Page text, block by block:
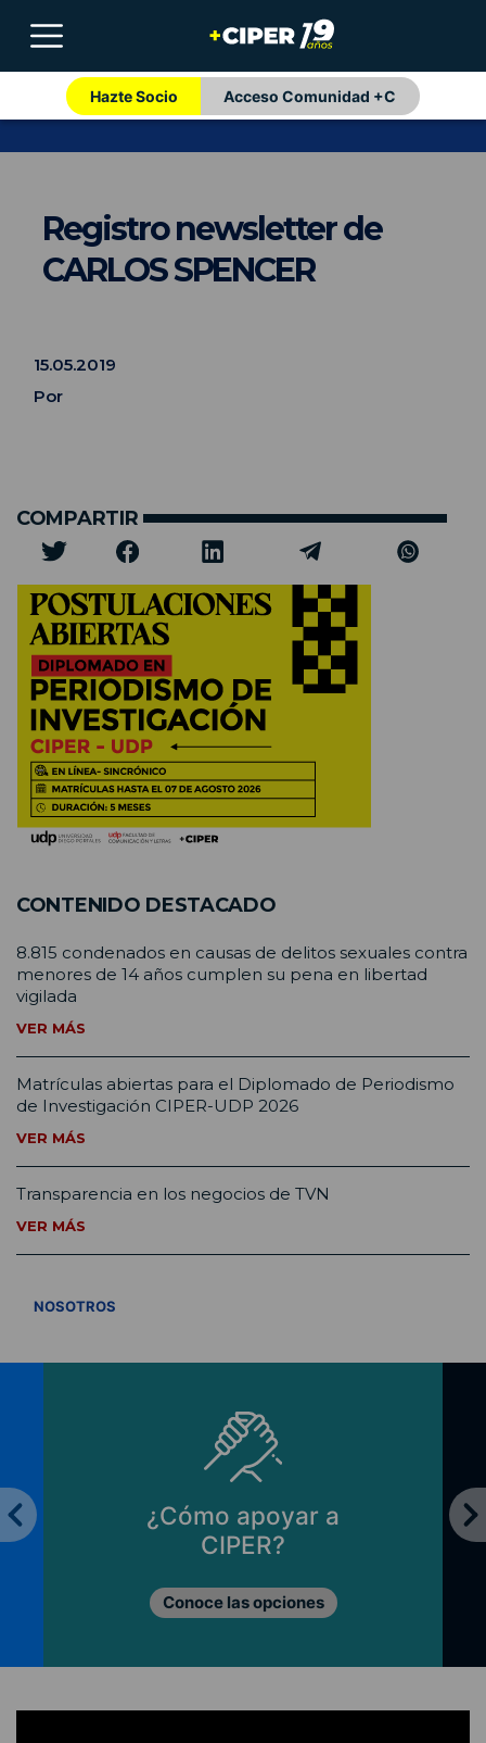
Hazte Socio Acceso Comunidad +C
Registro newsletter de
CARLOS SPENCER
15.05.2019
Por
COMPARTIR
CONTENIDO DESTACADO
8.815 condenados en causas de delitos sexuales contra
menores de 14 años cumplen su pena en libertad
vigilada
VER MÁS
Matrículas abiertas para el Diplomado de Periodismo
de Investigación CIPER-UDP 2026
VER MÁS
Transparencia en los negocios de TVN
VER MÁS
NOSOTROS
¿Cómo apoyar a
CIPER?
Conoce las opciones